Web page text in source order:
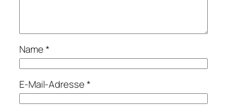
Name*
E-Mail-Adresse*